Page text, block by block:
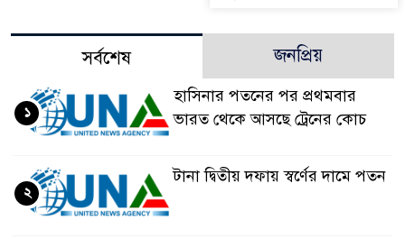
সর্বশেষ জনপ্রিয়
হাসিনার পতনের পর প্রথমবার
ভারত থেকে আসছে ট্রেনের কোচ
১
টানা দ্বিতীয় দফায় স্বর্ণের দামে পতন
২